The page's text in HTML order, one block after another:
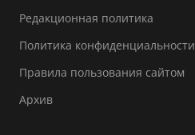
Редакционная политика
Политика конфиденциальности
Правила пользования сайтом
Архив